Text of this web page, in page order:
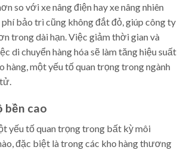
so với xe nâng điện hay xe nâng nhiên
bảo trì cũng không đắt đỏ, giúp công ty
trong dài hạn. Việc giảm thời gian và
di chuyển hàng hóa sẽ làm tăng hiệu suất
hàng, một yếu tố quan trọng trong ngành
bền cao
yếu tố quan trọng trong bất kỳ môi
đặc biệt là trong các kho hàng thương